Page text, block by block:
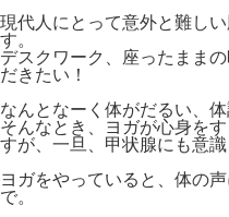
現代人にとって意外と難し
す。
デスクワーク、座ったまま
だきたい！
なんとなーく体がだるい、
そんなとき、ヨガが心身を
すが、一旦、甲状腺にも意
ヨガをやっていると、体の
で。